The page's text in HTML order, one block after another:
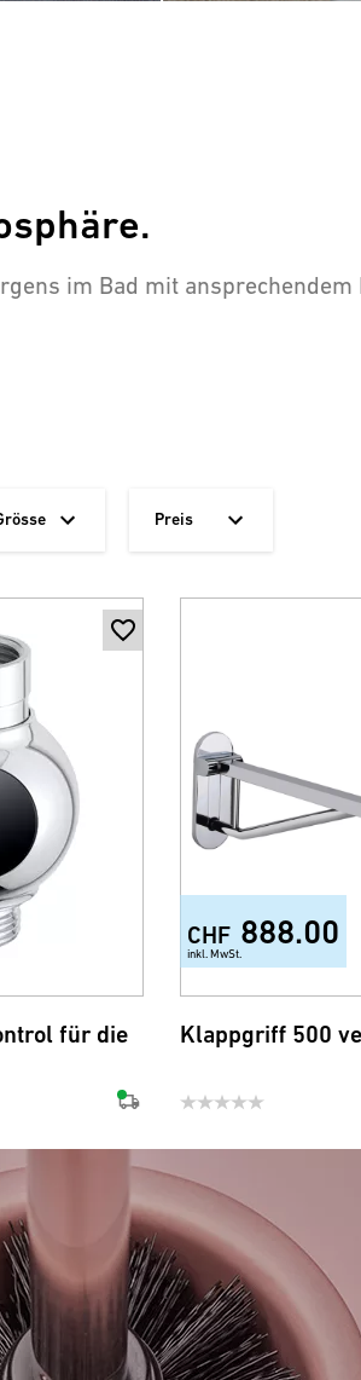
im Bad mit
Preis
für die
CHF 888.00
inkl. MwSt.
Klappgriff 500